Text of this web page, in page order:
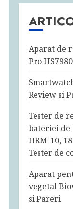
Aparat de
Pro
Review si
Tester de
bateriei de
HRM-10,
Tester de
Aparat
vegetal
si Pareri